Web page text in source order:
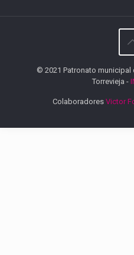
© 2021 Patronato municipal
Torrevieja -
Colaboradores Victor